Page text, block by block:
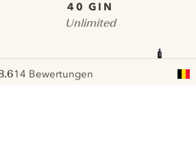
40 GIN
Unlimited
14 Bewertungen